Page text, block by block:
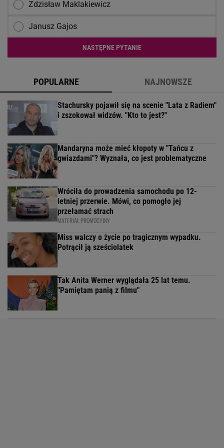
Zdzisław Maklakiewicz
Janusz Gajos
NASTĘPNE PYTANIE
POPULARNE NAJNOWSZE
Stachursky pojawił się na scenie "Lata z Radiem"
i zszokował widzów. "Kto to jest?"
Mandaryna może mieć kłopoty w "Tańcu z
gwiazdami"? Wyznała, co jest problematyczne
Wróciła do prowadzenia samochodu po 12-
letniej przerwie. Mówi, co pomogło jej
przełamać strach
MATERIAŁ PROMOCYJNY
Miss walczy o życie po tragicznym wypadku.
Potrącił ją sześciolatek
Tak Anita Werner wyglądała 25 lat temu.
"Pamiętam panią z filmu"